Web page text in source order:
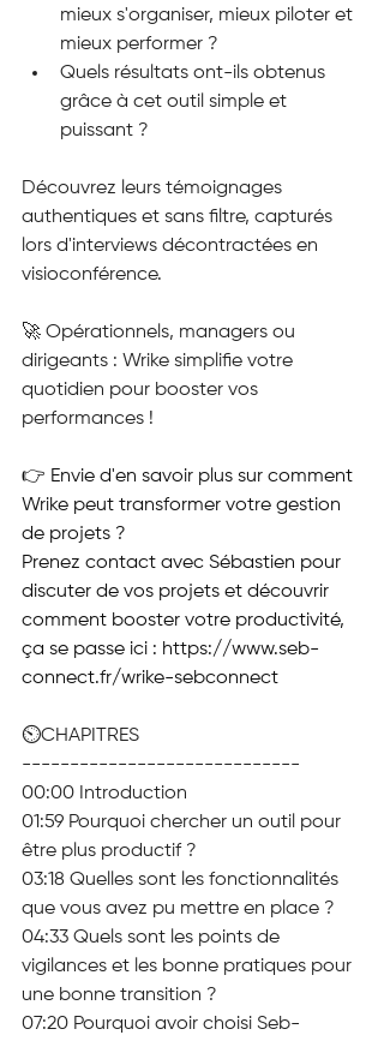
mieux s'organiser, mieux piloter et
mieux performer ?
Quels résultats ont-ils obtenus
grâce à cet outil simple et
puissant ?
Découvrez leurs témoignages
authentiques et sans filtre, capturés
lors d'interviews décontractées en
visioconférence.
🚀 Opérationnels, managers ou
dirigeants : Wrike simplifie votre
quotidien pour booster vos
performances !
👉 Envie d'en savoir plus sur comment
Wrike peut transformer votre gestion
de projets ?
Prenez contact avec Sébastien pour
discuter de vos projets et découvrir
comment booster votre productivité,
ça se passe ici : https://www.seb-
connect.fr/wrike-sebconnect
⏲️CHAPITRES
-----------------------------
00:00 Introduction
01:59 Pourquoi chercher un outil pour
être plus productif ?
03:18 Quelles sont les fonctionnalités
que vous avez pu mettre en place ?
04:33 Quels sont les points de
vigilances et les bonne pratiques pour
une bonne transition ?
07:20 Pourquoi avoir choisi Seb-